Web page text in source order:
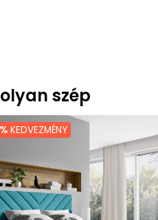
szép
KEDVEZMÉNY